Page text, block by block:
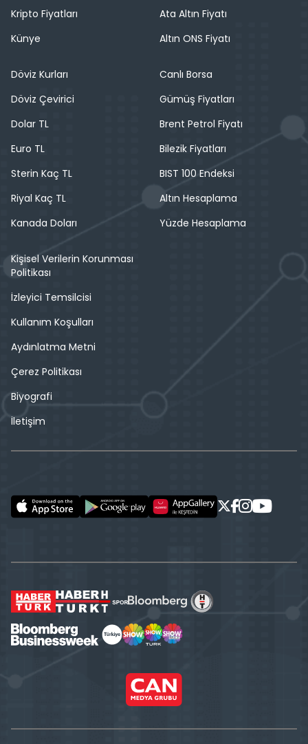
Kripto Fiyatları
Künye
Ata Altın Fiyatı
Altın ONS Fiyatı
Döviz Kurları
Döviz Çevirici
Dolar TL
Euro TL
Sterin Kaç TL
Riyal Kaç TL
Kanada Doları
Canlı Borsa
Gümüş Fiyatları
Brent Petrol Fiyatı
Bilezik Fiyatları
BIST 100 Endeksi
Altın Hesaplama
Yüzde Hesaplama
Kişisel Verilerin Korunması
Politikası
İzleyici Temsilcisi
Kullanım Koşulları
Aydınlatma Metni
Çerez Politikası
Biyografi
İletişim